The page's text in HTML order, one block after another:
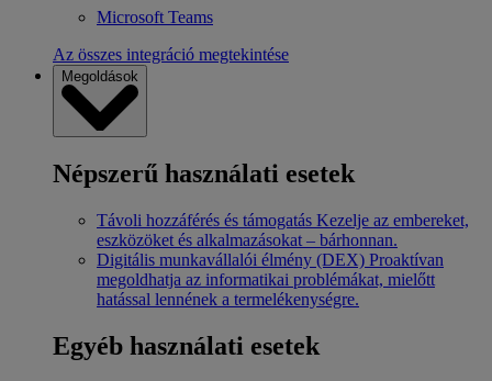
Microsoft Teams
Az összes integráció megtekintése
Megoldások
Népszerű használati esetek
Távoli hozzáférés és támogatás Kezelje az embereket,
eszközöket és alkalmazásokat – bárhonnan.
Digitális munkavállalói élmény (DEX) Proaktívan
megoldhatja az informatikai problémákat, mielőtt
hatással lennének a termelékenységre.
Egyéb használati esetek